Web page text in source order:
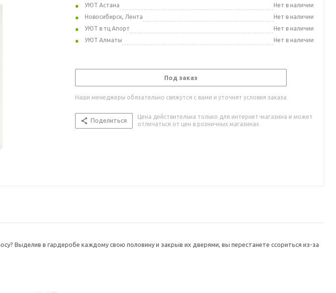
УЮТ Астана
Нет в наличии
Новосибирск, Лента
Нет в наличии
УЮТ в тц Апорт
Нет в наличии
УЮТ Алматы
Нет в наличии
Под заказ
Наши менеджеры обязательно свяжутся с вами и уточнят условия заказа
Поделиться
Цена действительна только для интернет-магазина и может
отличаться от цен в розничных магазинах
Выделив в гардеробе каждому свою половину и закрыв их дверями, вы перестанете ссориться из-за